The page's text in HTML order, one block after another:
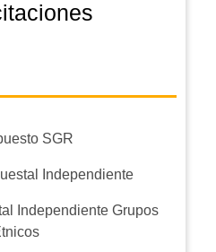
SGR
Independiente
Independiente Grupos